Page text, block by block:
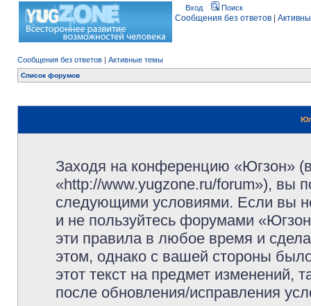
Вход Поиск
Сообщения без ответов
Сообщения без ответов | Активные темы
Список форумов
Заходя на конференцию «Югзон»
«http://www.yugzone.ru/forum»), вы
следующими условиями. Если вы
и не пользуйтесь форумами
эти правила в любое время и
этом, однако с вашей стороны
этот текст на предмет изменений,
после обновления/исправления